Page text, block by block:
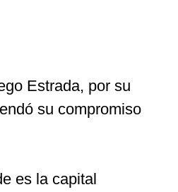
Estrada, por su
su compromiso
es la capital